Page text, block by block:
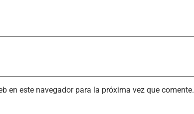
en este navegador para la próxima vez que comente.